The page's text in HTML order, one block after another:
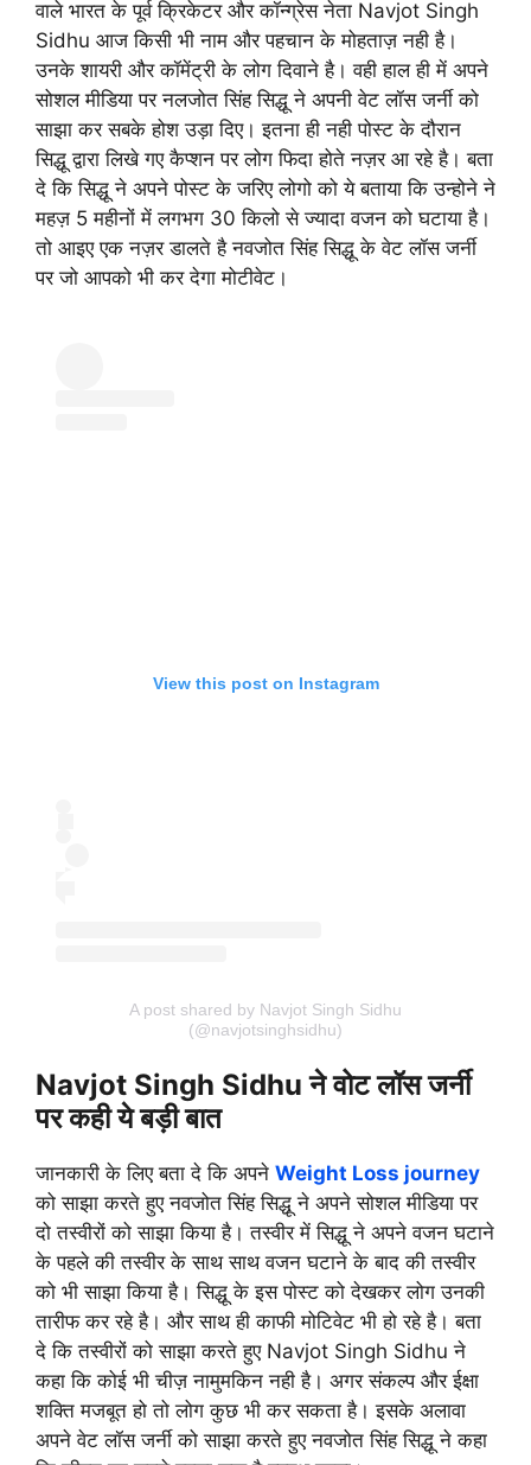
वाले भारत के पूर्व क्रिकेटर और कॉन्ग्रेस नेता Navjot Singh
Sidhu आज किसी भी नाम और पहचान के मोहताज़ नही है।
उनके शायरी और कॉमेंट्री के लोग दिवाने है। वही हाल ही में अपने
सोशल मीडिया पर नलजोत सिंह सिद्धू ने अपनी वेट लॉस जर्नी को
साझा कर सबके होश उड़ा दिए। इतना ही नही पोस्ट के दौरान
सिद्धू द्वारा लिखे गए कैप्शन पर लोग फिदा होते नज़र आ रहे है। बता
दे कि सिद्धू ने अपने पोस्ट के जरिए लोगो को ये बताया कि उन्होने ने
महज़ 5 महीनों में लगभग 30 किलो से ज्यादा वजन को घटाया है।
तो आइए एक नज़र डालते है नवजोत सिंह सिद्धू के वेट लॉस जर्नी
पर जो आपको भी कर देगा मोटीवेट।
View this post on Instagram
A post shared by Navjot Singh Sidhu
(@navjotsinghsidhu)
Navjot Singh Sidhu ने वोट लॉस जर्नी
पर कही ये बड़ी बात
जानकारी के लिए बता दे कि अपने Weight Loss journey
को साझा करते हुए नवजोत सिंह सिद्धू ने अपने सोशल मीडिया पर
दो तस्वीरों को साझा किया है। तस्वीर में सिद्धू ने अपने वजन घटाने
के पहले की तस्वीर के साथ साथ वजन घटाने के बाद की तस्वीर
को भी साझा किया है। सिद्धू के इस पोस्ट को देखकर लोग उनकी
तारीफ कर रहे है। और साथ ही काफी मोटिवेट भी हो रहे है। बता
दे कि तस्वीरों को साझा करते हुए Navjot Singh Sidhu ने
कहा कि कोई भी चीज़ नामुमकिन नही है। अगर संकल्प और ईक्षा
शक्ति मजबूत हो तो लोग कुछ भी कर सकता है। इसके अलावा
अपने वेट लॉस जर्नी को साझा करते हुए नवजोत सिंह सिद्धू ने कहा